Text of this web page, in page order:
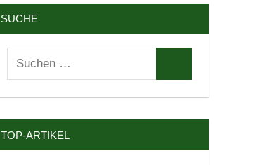
SUCHE
Suchen
nach:
TOP-ARTIKEL